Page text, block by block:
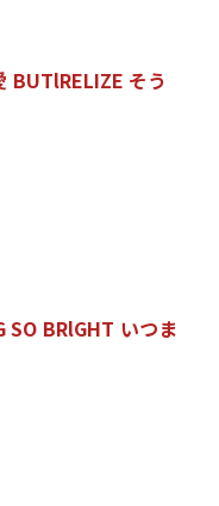
BUTlRELIZE そう
SO BRlGHT いつま